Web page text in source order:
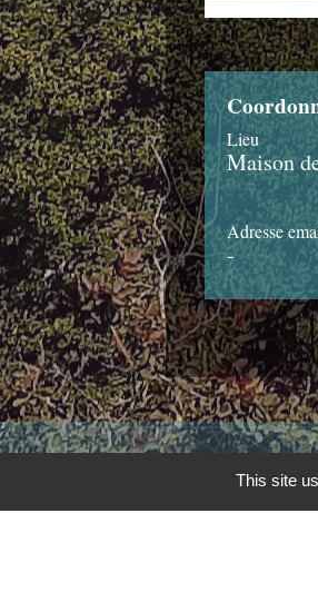
Lieu
Maison
Adresse
-
Contacts
This site